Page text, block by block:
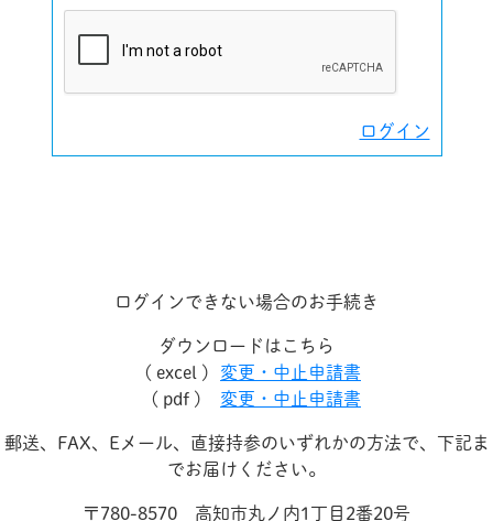
ログイン
ログインできない場合のお手続き
ダウンロードはこちら
( excel )
変更・中止申請書
( pdf )
変更・中止申請書
郵送、FAX、Eメール、直接持参のいずれかの方法で、下記ま
でお届けください。
〒780-8570 高知市丸ノ内1丁目2番20号